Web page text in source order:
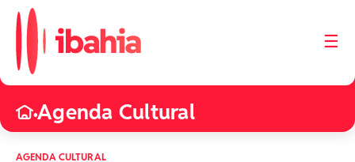
☰
•Agenda Cultural
AGENDA CULTURAL